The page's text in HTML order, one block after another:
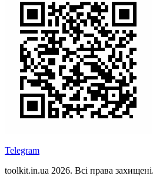
Telegram
toolkit.in.ua 2026. Всі права захищені.